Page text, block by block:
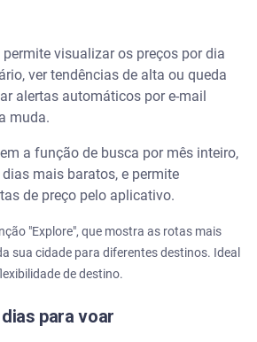
permite visualizar os preços por dia
ver tendências de alta ou queda
alertas automáticos por e-mail
muda.
a função de busca por mês inteiro,
mais baratos, e permite
de preço pelo aplicativo.
"Explore", que mostra as rotas mais
sua cidade para diferentes destinos. Ideal
de destino.
para voar